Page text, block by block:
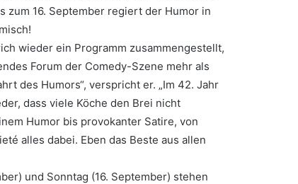
zum 16. September regiert der Humor in
wieder ein Programm zusammengestellt,
Forum der Comedy-Szene mehr als
des Humors“, verspricht er. „Im 42. Jahr
dass viele Köche den Brei nicht
Humor bis provokanter Satire, von
alles dabei. Eben das Beste aus allen
und Sonntag (16. September) stehen